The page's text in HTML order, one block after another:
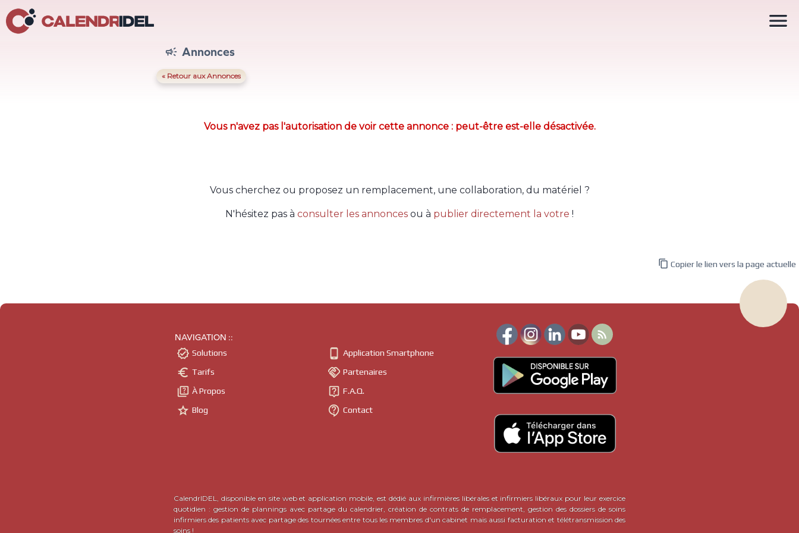
 Annonces
« Retour aux Annonces
Vous n'avez pas l'autorisation de voir cette annonce : peut-être est-elle désactivée.
Vous cherchez ou proposez un remplacement, une collaboration, du matériel ?
N'hésitez pas à consulter les annonces ou à publier directement la votre !

 Copier le lien vers la page actuelle
NAVIGATION ::
 Solutions
 Tarifs
 À Propos
 Blog
 Application Smartphone
 Partenaires
 F.A.Q.
 Contact

CalendrIDEL, disponible en site web et application mobile, est dédié aux infirmières libérales et infirmiers libéraux pour leur exercice
quotidien : gestion de plannings avec partage du calendrier, création de contrats de remplacement, gestion des dossiers de soins
infirmiers des patients avec partage des tournées entre tous les membres d'un cabinet mais aussi facturation et télétransmission des
soins !